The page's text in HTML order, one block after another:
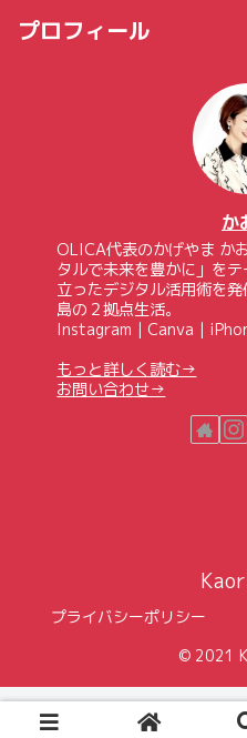
プロフィール
か
OLICA代表のかげやま か
タルで未来を豊かに」を
立ったデジタル活用術を
島の２拠点生活。
Instagram｜Canva｜
もっと詳しく読む→
お問い合わせ→
プライバシーポリシー
© 2021